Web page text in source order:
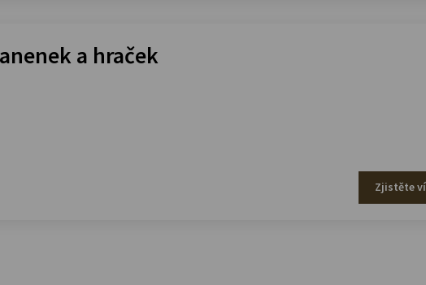
a hraček
Zjistěte